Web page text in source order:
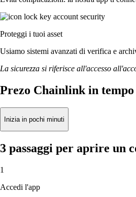
Proteggi i tuoi asset
Usiamo sistemi avanzati di verifica e
La sicurezza si riferisce all'accesso
Prezo Chainlink in tempo
Inizia in pochi minuti
3 passaggi per aprire un
1
Accedi l'app